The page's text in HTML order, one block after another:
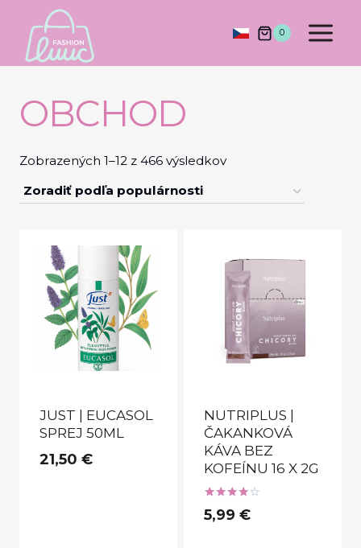
content
0
OBCHOD
Zobrazených 1–12 z 466 výsledkovZoradené
popularity
JUST | EUCASOL
SPREJ 50ML
21,50 €
NUTRIPLUS |
ČAKANKOVÁ
KÁVA BEZ
KOFEÍNU 16 X 2G
Hodnotenie
4.00
5,99 €